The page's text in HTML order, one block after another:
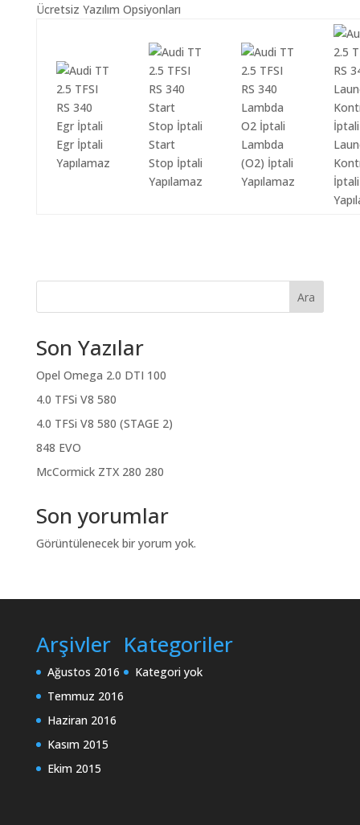
Ücretsiz Yazılım Opsiyonları
Egr İptali
Yapılamaz
Start
Stop İptali
Yapılamaz
Lambda
(O2) İptali
Yapılamaz
İptali
Ara
Son Yazılar
Opel Omega 2.0 DTI 100
4.0 TFSi V8 580
4.0 TFSi V8 580 (STAGE 2)
848 EVO
McCormick ZTX 280 280
Son yorumlar
Görüntülenecek bir yorum yok.
Arşivler
Ağustos 2016
Temmuz 2016
Haziran 2016
Kasım 2015
Ekim 2015
Kategoriler
Kategori yok